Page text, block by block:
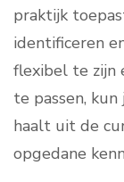
praktijk
identificeren
flexibel te zijn
te passen,
haalt uit de
opgedane